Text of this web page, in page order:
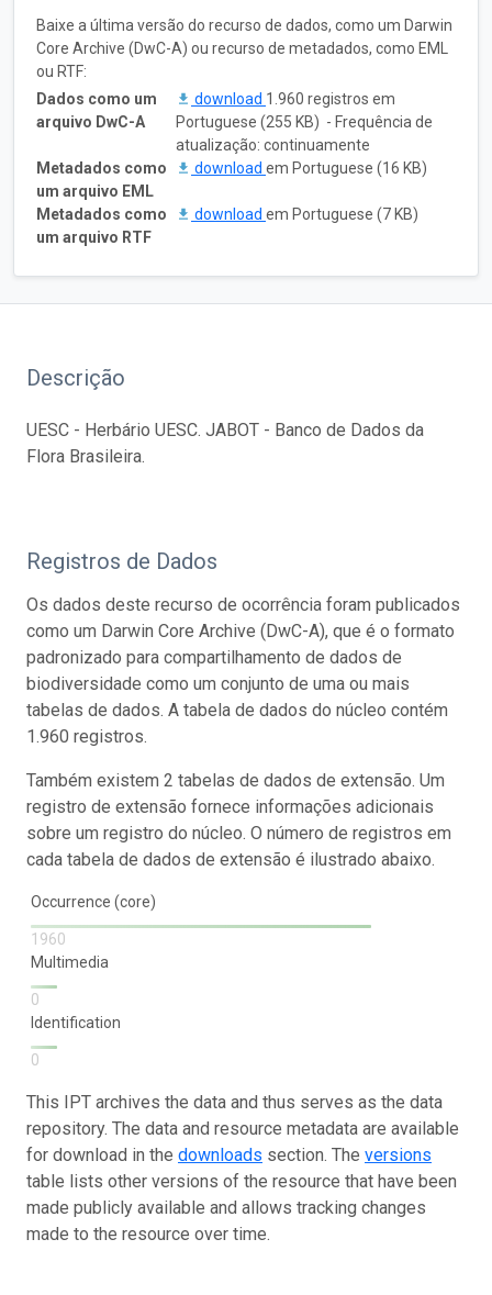
Baixe a última versão do recurso de dados, como um Darwin
Core Archive (DwC-A) ou recurso de metadados, como EML
ou RTF:
Dados como um
arquivo DwC-A
download 1.960 registros em
Portuguese (255 KB) - Frequência de
atualização: continuamente
Metadados como
um arquivo EML
download em Portuguese (16 KB)
Metadados como
um arquivo RTF
download em Portuguese (7 KB)
Descrição
UESC - Herbário UESC. JABOT - Banco de Dados da
Flora Brasileira.
Registros de Dados
Os dados deste recurso de ocorrência foram publicados
como um Darwin Core Archive (DwC-A), que é o formato
padronizado para compartilhamento de dados de
biodiversidade como um conjunto de uma ou mais
tabelas de dados. A tabela de dados do núcleo contém
1.960 registros.
Também existem 2 tabelas de dados de extensão. Um
registro de extensão fornece informações adicionais
sobre um registro do núcleo. O número de registros em
cada tabela de dados de extensão é ilustrado abaixo.
Occurrence (core)
1960
Multimedia
0
Identification
0
This IPT archives the data and thus serves as the data
repository. The data and resource metadata are available
for download in the downloads section. The versions
table lists other versions of the resource that have been
made publicly available and allows tracking changes
made to the resource over time.